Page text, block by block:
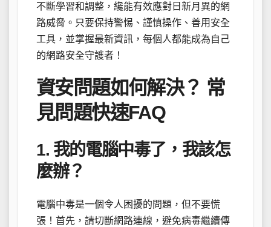
不斷學習和調整，纔能有效應對日新月異的網
路威脅。只要保持警惕、謹慎操作、善用安全
工具，並掌握最新資訊，每個人都能成為自己
的網路安全守護者！
資安問題如何解決？ 常
見問題快速FAQ
1. 我的電腦中毒了，我該怎
麼辦？
電腦中毒是一個令人困擾的問題，但不要慌
張！首先，請切斷網路連線，避免病毒繼續傳